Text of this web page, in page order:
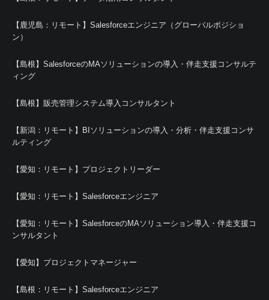
【鹿児島：リモート】Salesforceエンジニア（グローバルポジショ
ン）
【島根】SalesforceのMAソリューションの導入・伴走支援コンサルテ
ィング
【島根】販売管理システム導入コンサルタント
【新潟：リモート】BIソリューションの導入・分析・伴走支援コンサ
ルティング
【愛知：リモート】プロジェクトリーダー
【愛知：リモート】Salesforceエンジニア
【愛知：リモート】SalesforceのMAソリューション導入・伴走支援コ
ンサルタント
【愛知】プロジェクトマネージャー
【島根：リモート】Salesforceエンジニア